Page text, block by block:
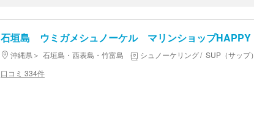
石垣島 ウミガメシュノーケル マリンショップHAPPY
沖縄県 石垣島・西表島・竹富島 シュノーケリング SUP（サップ）
口コミ 334件